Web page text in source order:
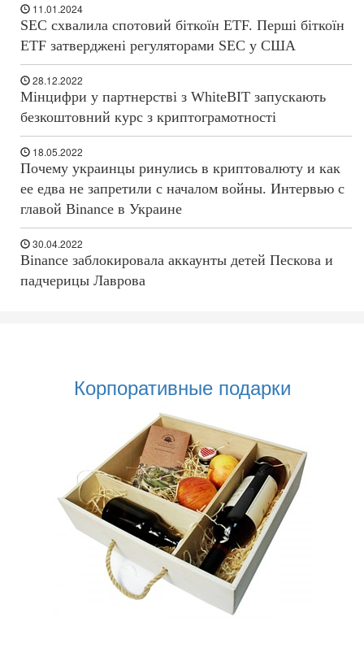
11.01.2024
SEC схвалила спотовий біткоїн ETF. Перші біткоїн
ETF затверджені регуляторами SEC у США
28.12.2022
Мінцифри у партнерстві з WhiteBIT запускають
безкоштовний курс з криптограмотності
18.05.2022
Почему украинцы ринулись в криптовалюту и как
ее едва не запретили с началом войны. Интервью с
главой Binance в Украине
30.04.2022
Binance заблокировала аккаунты детей Пескова и
падчерицы Лаврова
Корпоративные подарки